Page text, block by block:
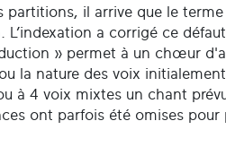
partitions, il arrive que le
L’indexation a corrigé ce défaut.
» permet à un chœur
la nature des voix
à 4 voix mixtes un chant
ont parfois été omises